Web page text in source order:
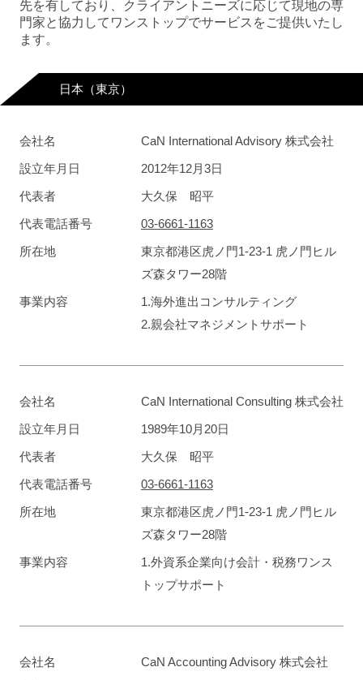
先を有しており、
クライアントニーズに応じて現地の専
門家と協力してワンストップでサービスをご提供いたし
ます。
日本（東京）
会社名
CaN International Advisory 株式会社
設立年月日
2012年12月3日
代表者
大久保 昭平
代表電話番号
03-6661-1163
所在地
東京都港区虎ノ門1-23-1 虎ノ門ヒル
ズ森タワー28階
事業内容
1.海外進出コンサルティング
2.親会社マネジメントサポート
会社名
CaN International Consulting 株式会社
設立年月日
1989年10月20日
代表者
大久保 昭平
代表電話番号
03-6661-1163
所在地
東京都港区虎ノ門1-23-1 虎ノ門ヒル
ズ森タワー28階
事業内容
1.外資系企業向け会計・税務ワンス
トップサポート
会社名
CaN Accounting Advisory 株式会社